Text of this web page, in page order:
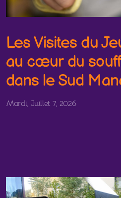
Les Visites du
au cœur du
dans le Sud
Mardi, Juillet 7, 2026